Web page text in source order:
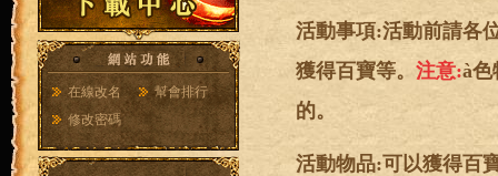
在線改名
幫會排行
修改密碼
活動事項:活動前請各
獲得百寶等。 注意:à色
的。
活動物品:可以獲得百